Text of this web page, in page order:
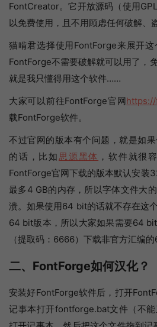
FontCreator。它开放源码（使用
以免费使用，且不用顾虑任何破解、
猫啃君选择使用FontForge来展开
FontForge不需要破解就可以用了，
就是我只懂得用这个软件……
大家可以前往FontForge官网
载FontForge软件。
不过官网的版本有个问题，就是如
的话，比如思源黑体 ，软件就很
FontForge官网下载的版本默认安装
最多4 GB的内存，所以字体文件大
溃。如果使用64 bit的话就不存在这
64 bit版本，所以大家如果需要64
（提取码：6666）下载非官方汇编的
二、FontForge如何汉化？
安装好FontForge软件后，打开
记事本打开fontforge.bat文件（不